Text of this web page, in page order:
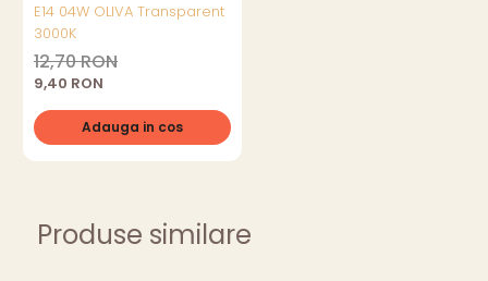
E14 04W OLIVA Transparent
3000K
12,70 RON
9,40 RON
Adauga in cos
Produse similare